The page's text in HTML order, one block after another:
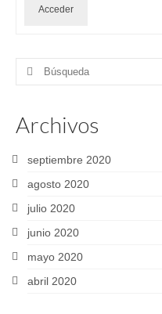
Acceder
Buscar
Archivos
septiembre 2020
agosto 2020
julio 2020
junio 2020
mayo 2020
abril 2020